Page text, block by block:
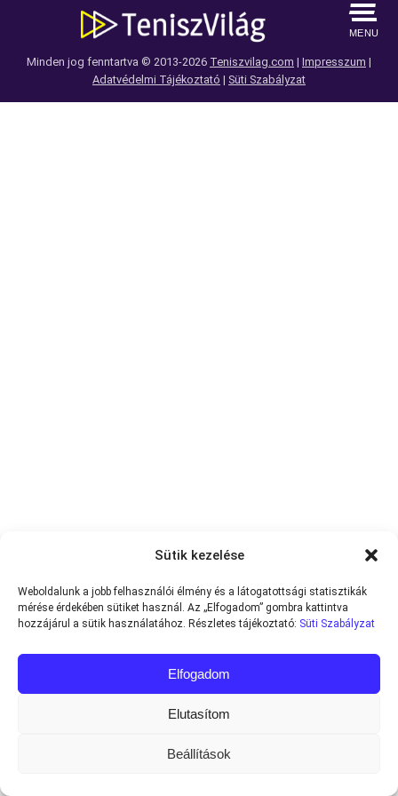
Sütik kezelése
Weboldalunk a jobb felhasználói élmény és a látogatottsági statisztikák
mérése érdekében sütiket használ. Az „Elfogadom” gombra kattintva
hozzájárul a sütik használatához. Részletes tájékoztató: Süti Szabályzat
Elfogadom
Elutasítom
Beállítások
MENU
Minden jog fenntartva © 2013-2026 Teniszvilag.com | Impresszum |
Adatvédelmi Tájékoztató | Süti Szabályzat